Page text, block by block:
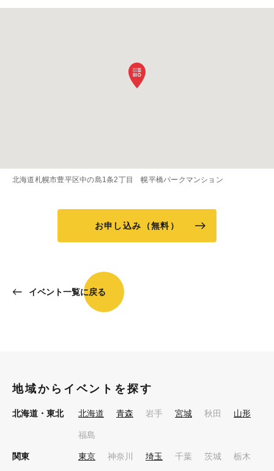
北海道札幌市豊平区中の島1条2丁目 幌平橋パークマンション
お申し込み（無料）
イベント一覧に戻る
地域からイベントを探す
北海道・東北 北海道 青森 岩手 宮城 秋田 山形
福島
関東 東京 神奈川 埼玉 千葉 茨城 栃木